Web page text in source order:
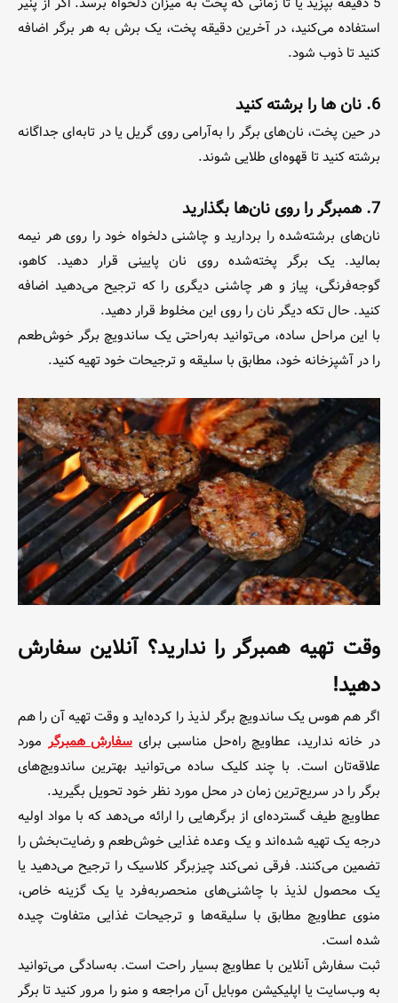
استفاده می‌کنید، در آخرین دقیقه پخت، یک برش به هر برگر اضافه
کنید تا ذوب شود.
6. نان ها را برشته کنید
در حین پخت، نان‌های برگر را به‌آرامی روی گریل یا در تابه‌ای جداگانه
برشته کنید تا قهوه‌ای طلایی شوند.
7. همبرگررا روی نان‌ها بگذارید
نان‌های برشته‌شده را بردارید و چاشنی دلخواه خود را روی هر نیمه
بمالید. یک برگر پخته‌شده روی نان پایینی قرار دهید. کاهو،
گوجه‌فرنگی، پیاز و هر چاشنی دیگری را که ترجیح می‌دهید اضافه
کنید. حال تکه دیگر نان را روی این مخلوط قرار دهید.
با این مراحل ساده، می‌توانید به‌راحتی یک ساندویچ برگر خوش‌طعم
را در آشپزخانه خود، مطابق با سلیقه و ترجیحات خود تهیه کنید.
وقت تهیه همبرگر را ندارید؟ آنلاین سفارش
دهید!
اگر هم هوس یک ساندویچ برگر لذیذ را کرده‌اید و وقت تهیه آن را هم
در خانه ندارید، عطاویچ راه‌حل مناسبی برایسفارش همبرگر مورد
علاقه‌تان است. با چند کلیک ساده می‌توانید بهترین ساندویچ‌های
برگر را در سریع‌ترین زمان در محل مورد نظر خود تحویل بگیرید.
عطاویچ طیف گسترده‌ای از برگرهایی را ارائه می‌دهد که با مواد اولیه
درجه یک تهیه شده‌اند و یک وعده غذایی خوش‌طعم و رضایت‌بخش را
تضمین می‌کنند. فرقی نمی‌کند چیزبرگر کلاسیک را ترجیح می‌دهید یا
یک محصول لذیذ با چاشنی‌های منحصربه‌فرد یا یک گزینه خاص،
منوی عطاویچ مطابق با سلیقه‌ها و ترجیحات غذایی متفاوت چیده
شده است.
ثبت سفارش آنلاین با عطاویچ بسیار راحت است. به‌سادگی می‌توانید
به وب‌سایت یا اپلیکیشن موبایل آن مراجعه و منو را مرور کنید تا برگر